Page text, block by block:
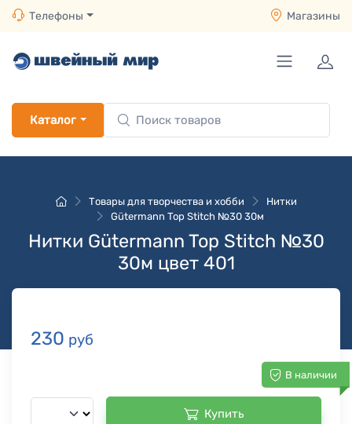
Телефоны Магазины
Каталог
Товары для творчества и хобби
Нитки
Gütermann Top Stitch №30 30м
Нитки Gütermann Top Stitch №30
30м цвет 401
230 руб
В наличии
Купить